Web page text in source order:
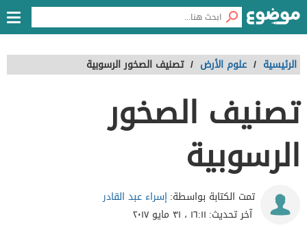
الرئيسية / علوم الأرض / تصنيف الصخور الرسوبية
تصنيف الصخور
الرسوبية
تمت الكتابة بواسطة:إسراء عبد القادر
آخر تحديث: ١٦:١١ ، ٣١ مايو ٢٠١٧